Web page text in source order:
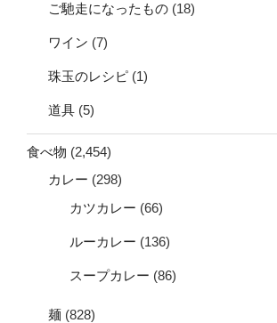
ご馳走になったもの (18)
ワイン (7)
珠玉のレシピ (1)
道具 (5)
食べ物 (2,454)
カレー (298)
カツカレー (66)
ルーカレー (136)
スープカレー (86)
麺 (828)